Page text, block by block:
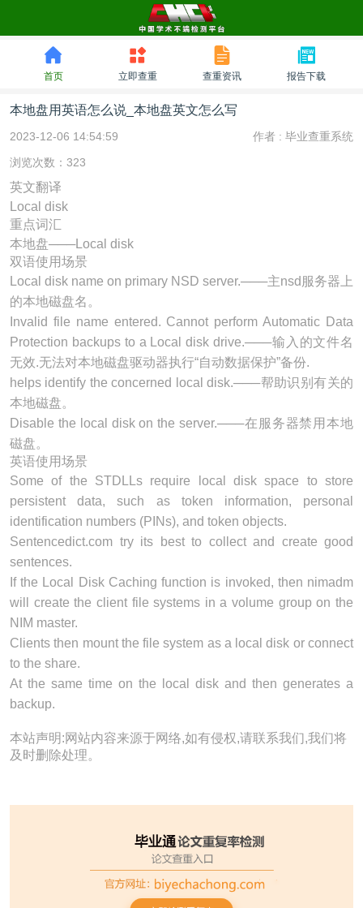
首页 立即查重 查重资讯 报告下载
本地盘用英语怎么说_本地盘英文怎么写
2023-12-06 14:54:59 作者 : 毕业查重系统
浏览次数：323
英文翻译
Local disk
重点词汇
本地盘───Local disk
双语使用场景
Local disk name on primary NSD server.───主nsd 服务器 上
的本地磁盘名。
Invalid file name entered. Cannot perform Automatic Data
Protection backups to a Local disk drive.───输入的文件名
无效.无法对本地磁盘驱动器执行“自动数据保护”备份.
helps identify the concerned
local disk.───帮助识别有关的
本地磁盘。
Disable the local diskon the server.───在 服务器禁用本地
磁盘。
英语使用场景
Some of the STDLLs require
local disk space to store
persistent data, such as token information, personal
identification numbers (PINs), and token objects.
Sentencedict.com try its best to collect and create good
sentences.
If the Local Disk Caching function is invoked, then nimadm
will create the client file systems in a volume group on the
NIM master.
Clients then mount the file system as a local disk or connect
to the share.
At the same time on the
local disk and then generates a
backup.
本站声明:网站内容来源于网络,如有侵权,请联系我们,我们将
及时删除处理。